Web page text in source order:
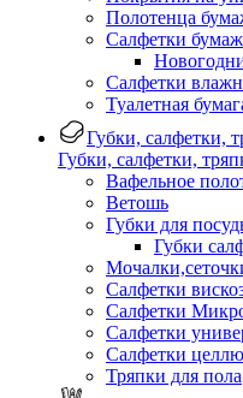
Полотенца
Салфетки
Салфетки
Туалетная
Губки, салфетки,
Губки, салфетки,
Вафельное
Ветошь
Губки для
Губки
Салфетки
Салфетки
Салфетки
Салфетки
Тряпки для пола